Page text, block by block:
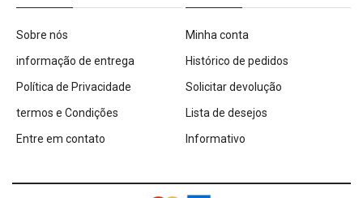
Sobre nós
informação de entrega
Política de Privacidade
termos e Condições
Entre em contato
Minha conta
Histórico de pedidos
Solicitar devolução
Lista de desejos
Informativo